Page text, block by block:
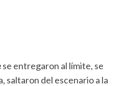
se entregaron al límite, se
saltaron del escenario a la